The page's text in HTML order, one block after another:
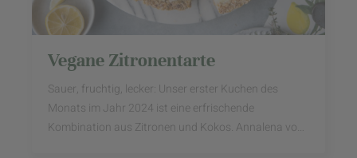
Vegane Zitronentarte
Sauer, fruchtig, lecker: Unser erster Kuchen des
Monats im Jahr 2024 ist eine erfrischende
Kombination aus Zitronen und Kokos. Annalena von